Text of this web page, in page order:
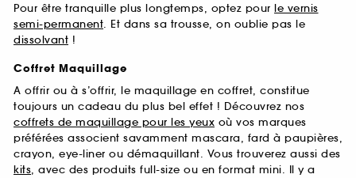
Pour être tranquille plus longtemps, optez pour le vernis
semi-permanent. Et dans sa trousse, on oublie pas le
dissolvant !
Coffret Maquillage
A offrir ou à s’offrir, le maquillage en coffret, constitue
toujours un cadeau du plus bel effet ! Découvrez nos
coffrets de maquillage pour les yeux où vos marques
préférées associent savamment mascara, fard à paupières,
crayon, eye-liner ou démaquillant. Vous trouverez aussi des
kits, avec des produits full-size ou en format mini. Il y a